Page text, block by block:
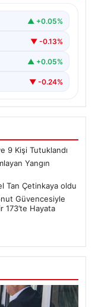
açıklamada,
▲ +0.05%
▼ -0.13%
▲ +0.05%
▼ -0.24%
9 Kişi Tutuklandı
Yangın
Tan Çetinkaya oldu
Güvencesiyle
173’te Hayata